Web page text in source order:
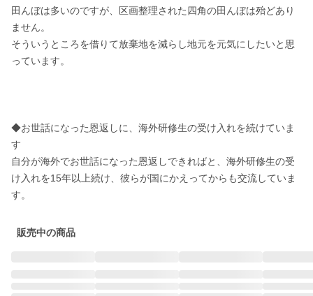
田んぼは多いのですが、区画整理された四角の田んぼは殆どあり
ません。
そういうところを借りて放棄地を減らし地元を元気にしたいと思
っています。
◆お世話になった恩返しに、海外研修生の受け入れを続けていま
す
自分が海外でお世話になった恩返しできればと、海外研修生の受
け入れを15年以上続け、彼らが国にかえってからも交流していま
す。
販売中の商品